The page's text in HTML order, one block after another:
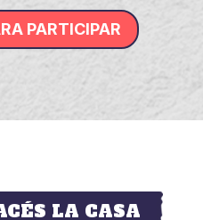
PARTICIPAR
LA CASA